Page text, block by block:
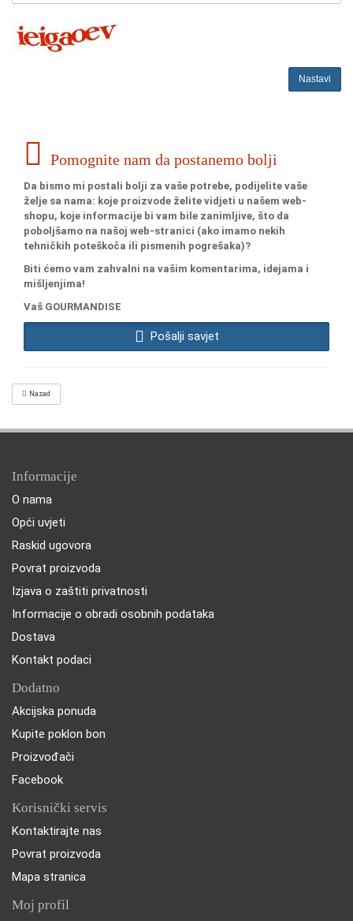
Nastavi
Pomognite nam da postanemo bolji
Da bismo mi postali bolji za vaše potrebe, podijelite vaše
želje sa nama: koje proizvode želite vidjeti u našem web-
shopu, koje informacije bi vam bile zanimljive, što da
poboljšamo na našoj web-stranici (ako imamo nekih
tehničkih poteškoča ili pismenih pogrešaka)?
Biti ćemo vam zahvalni na vašim komentarima, idejama i
mišljenjima!
Vaš GOURMANDISE
Pošalji savjet
Nazad
Informacije
O nama
Opći uvjeti
Raskid ugovora
Povrat proizvoda
Izjava o zaštiti privatnosti
Informacije o obradi osobnih podataka
Dostava
Kontakt podaci
Dodatno
Akcijska ponuda
Kupite poklon bon
Proizvođači
Facebook
Korisnički servis
Kontaktirajte nas
Povrat proizvoda
Mapa stranica
Moj profil